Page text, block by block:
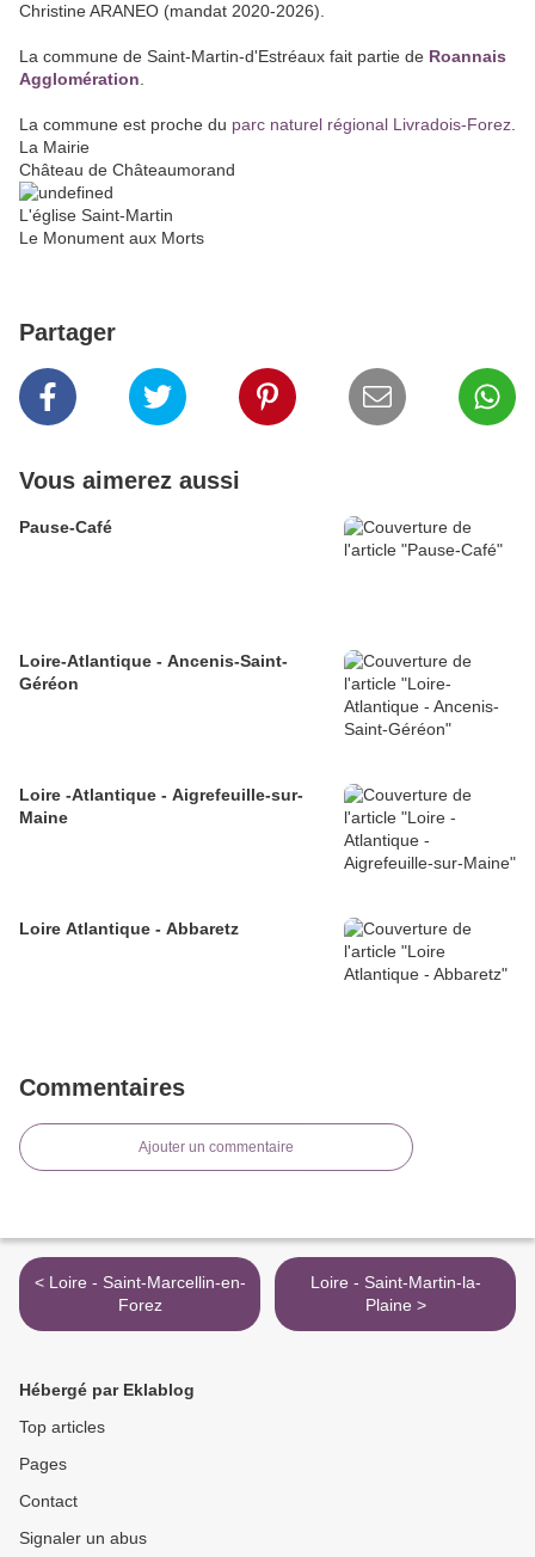
Christine ARANEO (mandat 2020-2026).
La commune de Saint-Martin-d'Estréaux fait partie de Roannais
Agglomération
La commune est proche du parc naturel régional Livradois-Forez
La Mairie
Château de Châteaumorand
L'église Saint-Martin
Le Monument aux Morts
Partager
Vous aimerez aussi
Pause-Café
Loire-Atlantique - Ancenis-Saint-
Géréon
Loire -Atlantique - Aigrefeuille-sur-
Maine
Loire Atlantique - Abbaretz
Commentaires
Ajouter un commentaire
< Loire - Saint-Marcellin-en-
Forez
Loire - Saint-Martin-la-
Plaine >
Hébergé par Eklablog
Top articles
Pages
Contact
Signaler un abus